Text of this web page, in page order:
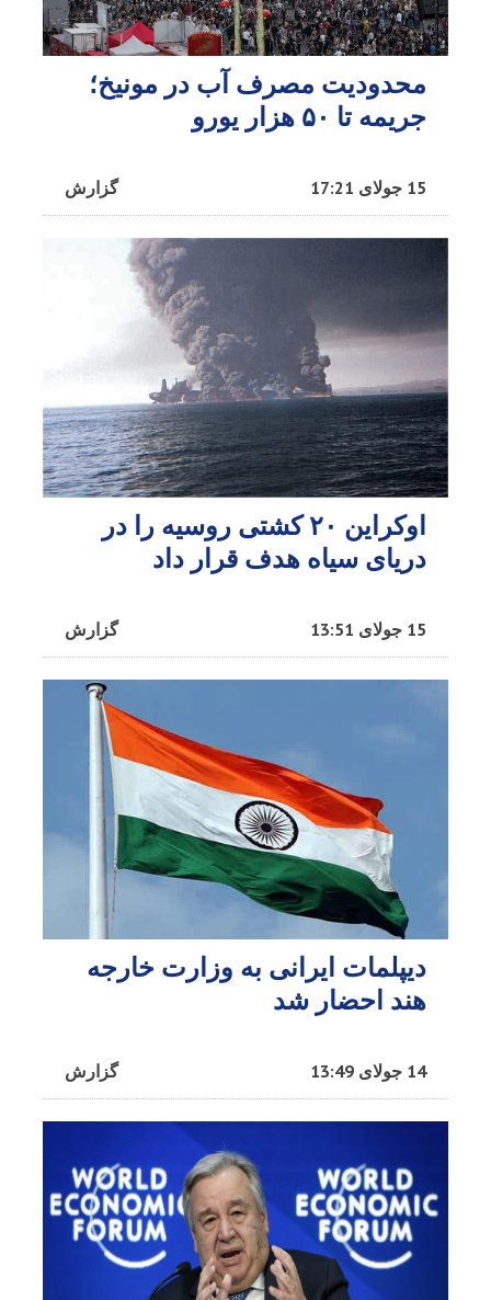
محدودیت مصرف آب در مونیخ؛
جریمه تا ۵۰ هزار یورو
گزارش 15 جولای 17:21
اوکراین ۲۰ کشتی روسیه را در
دریای سیاه هدف قرار داد
گزارش 15 جولای 13:51
دیپلمات ایرانی به وزارت خارجه
هند احضار شد
گزارش 14 جولای 13:49